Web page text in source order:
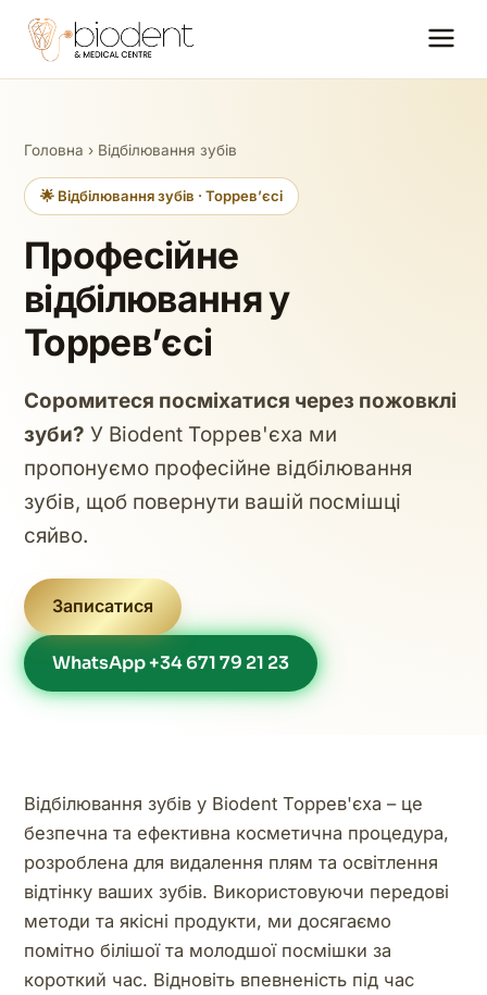
Головна › Відбілювання зубів
🌟 Відбілювання зубів · Торревʼєсі
Професійне
відбілювання у
Торревʼєсі
Соромитеся посміхатися через пожовклі
зуби? У Biodent Торрев'єха ми
пропонуємо професійне відбілювання
зубів, щоб повернути вашій посмішці
сяйво.
Записатися
WhatsApp +34 671 79 21 23
Відбілювання зубів у Biodent Торрев'єха – це
безпечна та ефективна косметична процедура,
розроблена для видалення плям та освітлення
відтінку ваших зубів. Використовуючи передові
методи та якісні продукти, ми досягаємо
помітно білішої та молодшої посмішки за
короткий час. Відновіть впевненість під час